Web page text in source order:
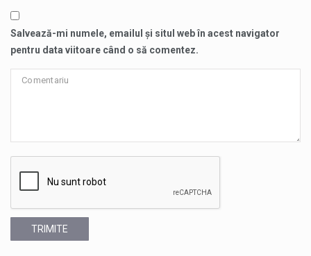
Salvează-mi numele, emailul și situl web în acest navigator
pentru data viitoare când o să comentez.
TRIMITE